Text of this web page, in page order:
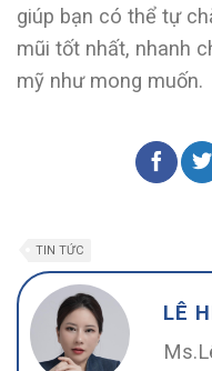
giúp bạn có thể tự
mũi tốt nhất, nhanh
mỹ như mong muốn.
TIN TỨC
LÊ